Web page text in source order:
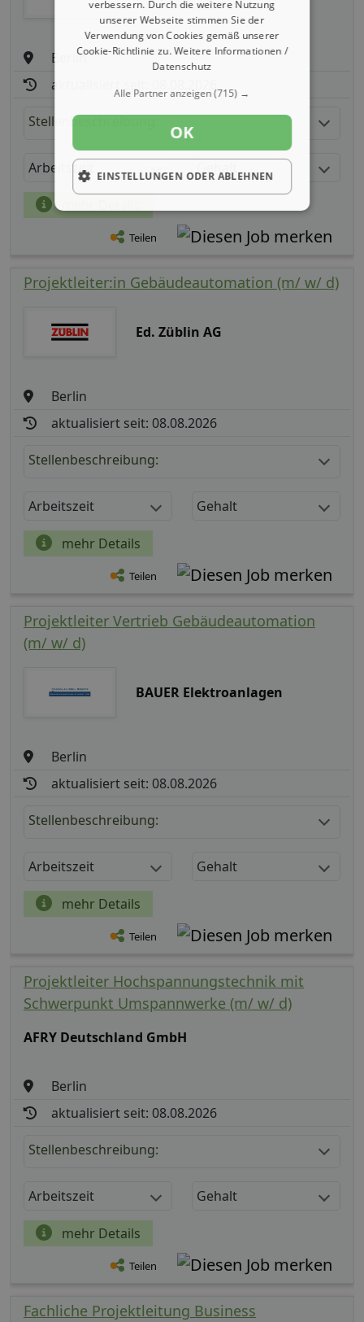
Berlin
aktualisiert seit: 08.08.2026
Stellenbeschreibung:
Arbeitszeit
mehr Details
Teilen
Projektleiter:in Gebäudeautomation (m/ w/ d)
Ed. Züblin AG
Berlin
aktualisiert seit: 08.08.2026
Stellenbeschreibung:
Arbeitszeit Gehalt
mehr Details
Teilen
Projektleiter Vertrieb Gebäudeautomation
(m/ w/ d)
BAUER Elektroanlagen
Berlin
aktualisiert seit: 08.08.2026
Stellenbeschreibung:
Arbeitszeit Gehalt
mehr Details
Teilen
Projektleiter Hochspannungstechnik mit
Schwerpunkt Umspannwerke (m/ w/ d)
AFRY Deutschland GmbH
Berlin
aktualisiert seit: 08.08.2026
Stellenbeschreibung:
Arbeitszeit Gehalt
mehr Details
Teilen
Fachliche Projektleitung Business
verbessern. Durch die weitere Nutzung
unserer Webseite stimmen Sie der
Verwendung von Cookies gemäß unserer
Cookie-Richtlinie zu.Weitere Informationen /
Datenschutz
Alle Partner anzeigen(715) →
OK
EINSTELLUNGEN ODER ABLEHNEN